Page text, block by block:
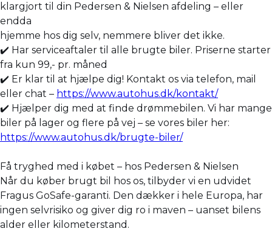
klargjort til din Pedersen & Nielsen afdeling – eller
endda
hjemme hos dig selv, nemmere bliver det ikke.
✔️ Har serviceaftaler til alle brugte biler. Priserne starter
fra kun 99,- pr. måned
✔️ Er klar til at hjælpe dig! Kontakt os via telefon, mail
eller chat – https://www.autohus.dk/kontakt/
✔️ Hjælper dig med at finde drømmebilen. Vi har mange
biler på lager og flere på vej – se vores biler her:
https://www.autohus.dk/brugte-biler/
Få tryghed med i købet – hos Pedersen & Nielsen
Når du køber brugt bil hos os, tilbyder vi en udvidet
Fragus GoSafe-garanti. Den dækker i hele Europa, har
ingen selvrisiko og giver dig ro i maven – uanset bilens
alder eller kilometerstand.